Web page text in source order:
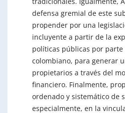
defensa gremial de este
propender por una
incluyente a partir de la
políticas públicas por parte
colombiano, para generar
propietarios a través del
financiero. Finalmente,
ordenado y sistemático de
especialmente, en la